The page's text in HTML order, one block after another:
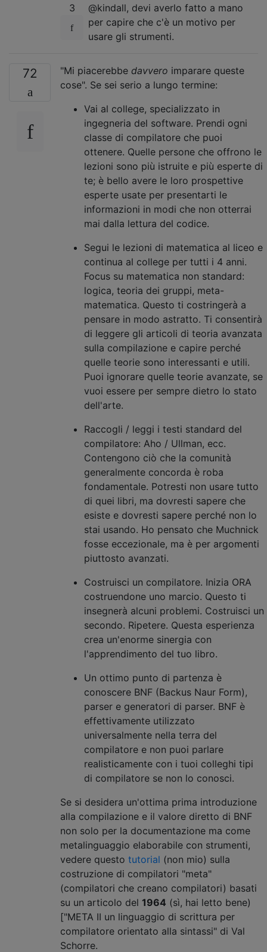
3
@kindall, devi averlo fatto a mano
per capire che c'è un motivo per
usare gli strumenti.
72 "Mi piacerebbe davvero imparare queste
cose". Se sei serio a lungo termine:
Vai al college, specializzato in
ingegneria del software. Prendi ogni
classe di compilatore che puoi
ottenere. Quelle persone che offrono le
lezioni sono più istruite e più esperte di
te; è bello avere le loro prospettive
esperte usate per presentarti le
informazioni in modi che non otterrai
mai dalla lettura del codice.
Segui le lezioni di matematica al liceo e
continua al college per tutti i 4 anni.
Focus su matematica non standard:
logica, teoria dei gruppi, meta-
matematica. Questo ti costringerà a
pensare in modo astratto. Ti consentirà
di leggere gli articoli di teoria avanzata
sulla compilazione e capire perché
quelle teorie sono interessanti e utili.
Puoi ignorare quelle teorie avanzate, se
vuoi essere per sempre dietro lo stato
dell'arte.
Raccogli / leggi i testi standard del
compilatore: Aho / Ullman, ecc.
Contengono ciò che la comunità
generalmente concorda è roba
fondamentale. Potresti non usare tutto
di quei libri, ma dovresti sapere che
esiste e dovresti sapere perché non lo
stai usando. Ho pensato che Muchnick
fosse eccezionale, ma è per argomenti
piuttosto avanzati.
Costruisci un compilatore. Inizia ORA
costruendone uno marcio. Questo ti
insegnerà alcuni problemi. Costruisci un
secondo. Ripetere. Questa esperienza
crea un'enorme sinergia con
l'apprendimento del tuo libro.
Un ottimo punto di partenza è
conoscere BNF (Backus Naur Form),
parser e generatori di parser. BNF è
effettivamente utilizzato
universalmente nella terra del
compilatore e non puoi parlare
realisticamente con i tuoi colleghi tipi
di compilatore se non lo conosci.
Se si desidera un'ottima prima introduzione
alla compilazione e il valore diretto di BNF
non solo per la documentazione ma come
metalinguaggio elaborabile con strumenti,
vedere questo tutorial (non mio) sulla
costruzione di compilatori "meta"
(compilatori che creano compilatori) basati
su un articolo del 1964 (sì, hai letto bene)
["META II un linguaggio di scrittura per
compilatore orientato alla sintassi" di Val
Schorre.